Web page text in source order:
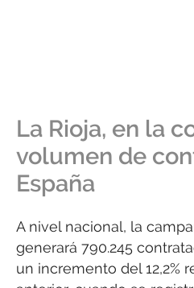
La Rioja, en la
volumen de
España
A nivel nacional, la
generará 790.245
un incremento del 12,2%